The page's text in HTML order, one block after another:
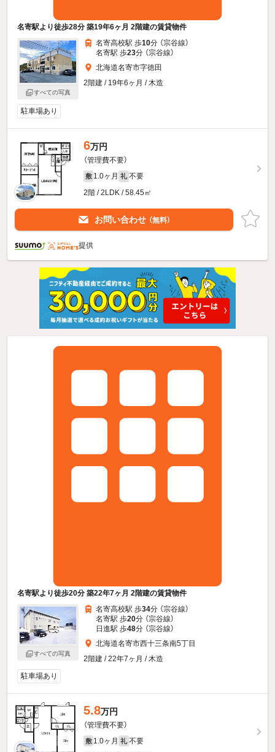
名寄駅より徒歩28分 築19年6ヶ月 2階建の賃貸物件
すべての写真
名寄高校駅 歩10分 （宗谷線）
名寄駅 歩23分 （宗谷線）
北海道名寄市字徳田
2階建 / 19年6ヶ月 / 木造
駐車場あり
6万円
（管理費不要）
敷 1.0ヶ月 礼 不要
2階 / 2LDK / 58.45㎡
お問い合わせ （無料）
提供
名寄駅より徒歩20分 築22年7ヶ月 2階建の賃貸物件
すべての写真
名寄高校駅 歩34分 （宗谷線）
名寄駅 歩20分 （宗谷線）
日進駅 歩48分 （宗谷線）
北海道名寄市西十三条南5丁目
2階建 / 22年7ヶ月 / 木造
駐車場あり
5.8万円
（管理費不要）
敷 1.0ヶ月 礼 不要